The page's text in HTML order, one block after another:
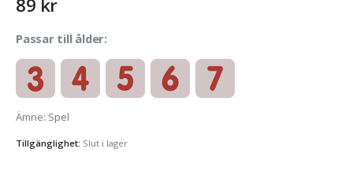
89 kr
Passar till ålder:
Ämne: Spel
Tillgänglighet: Slut i lager